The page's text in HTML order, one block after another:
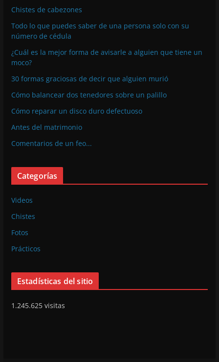
Chistes de cabezones
Todo lo que puedes saber de una persona solo con su
número de cédula
¿Cuál es la mejor forma de avisarle a alguien que tiene un
moco?
30 formas graciosas de decir que alguien murió
Cómo balancear dos tenedores sobre un palillo
Cómo reparar un disco duro defectuoso
Antes del matrimonio
Comentarios de un feo...
Categorías
Videos
Chistes
Fotos
Prácticos
Estadísticas del sitio
1.245.625 visitas